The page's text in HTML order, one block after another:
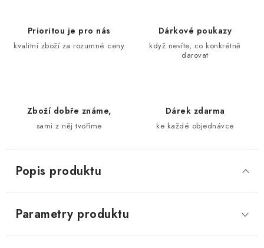
Prioritou je pro nás
kvalitní zboží za rozumné ceny
Dárkové poukazy
když nevíte, co konkrétně
darovat
Zboží dobře známe,
sami z něj tvoříme
Dárek zdarma
ke každé objednávce
Popis produktu
Parametry produktu